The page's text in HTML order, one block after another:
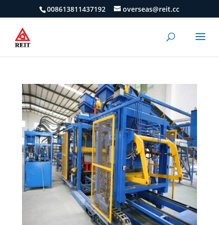
008613811437192 overseas@reit.cc